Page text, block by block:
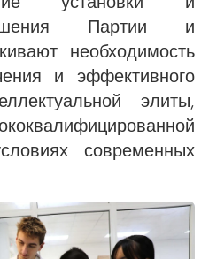
Партии и
необходимость
и эффективного
элиты,
современных